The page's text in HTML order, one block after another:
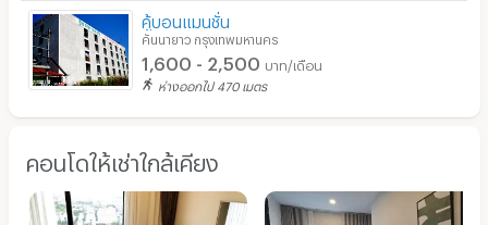
คู้บอนแมนชั่น
คันนายาว กรุงเทพมหานคร
1,600 - 2,500 บาท/เดือน
ห่างออกไป 470 เมตร
คอนโดให้เช่าใกล้เคียง